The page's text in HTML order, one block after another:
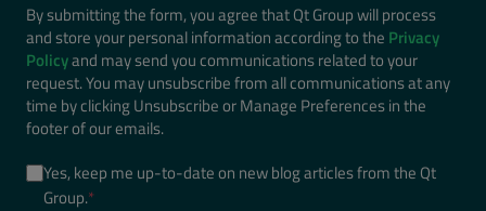
By submitting the form, you agree that Qt Group will process
and store your personal information according to the Privacy
Policyand may send you communications related to your
request. You may unsubscribe from all communications at any
time by clicking Unsubscribe or Manage Preferences in the
footer of our emails.
Yes, keep me up-to-date on new blog articles from the Qt
Group.*